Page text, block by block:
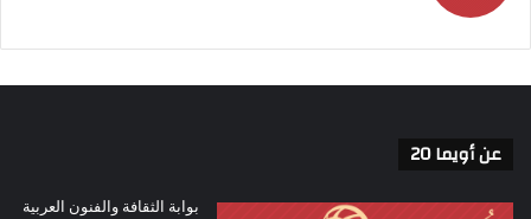
عن أويما 20
بوابة الثقافة والفنون العربية